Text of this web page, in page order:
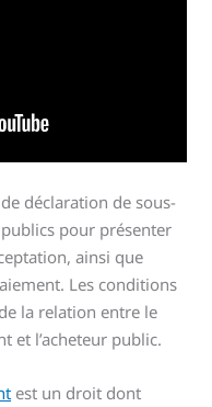
déclaration de sous-
pour présenter
ainsi que
Les conditions
la relation entre le
et l’acheteur public.
est un droit dont